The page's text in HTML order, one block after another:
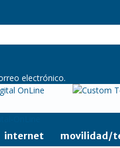
electrónico.
OnLine
internet movilidad/